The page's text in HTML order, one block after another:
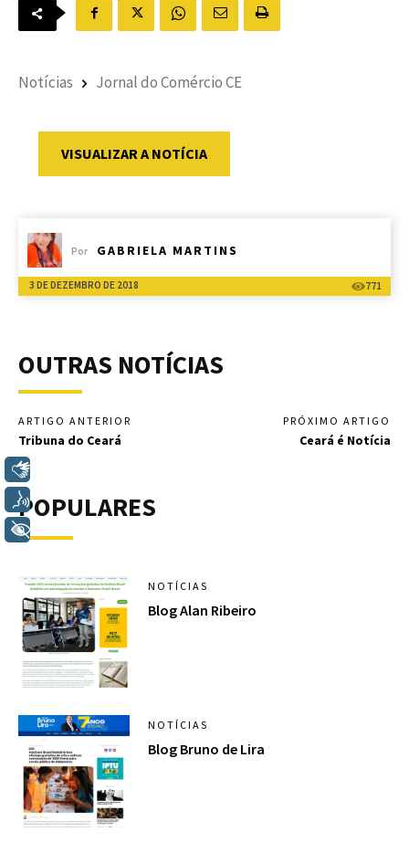
Notícias Jornal do Comércio CE
VISUALIZAR A NOTÍCIA
Por GABRIELA MARTINS
3 DE DEZEMBRO DE 2018 771
OUTRAS NOTÍCIAS
ARTIGO ANTERIOR
Tribuna do Ceará
PRÓXIMO ARTIGO
Ceará é Notícia
POPULARES
NOTÍCIAS
Blog Alan Ribeiro
NOTÍCIAS
Blog Bruno de Lira
Voz